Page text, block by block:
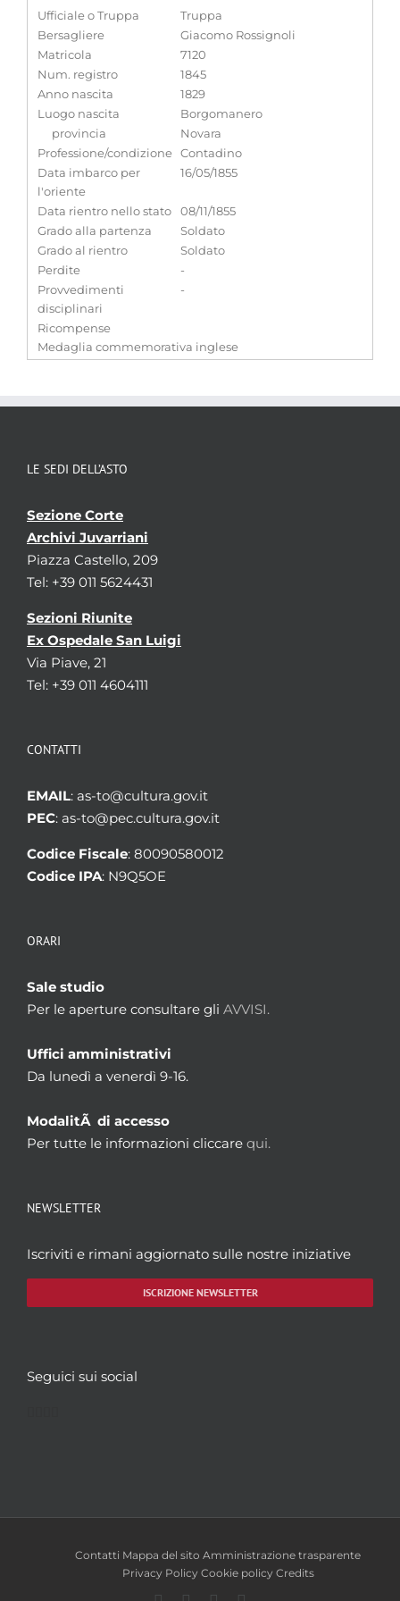
Ufficiale o Truppa
Truppa
Bersagliere
Giacomo Rossignoli
Matricola
7120
Num. registro
1845
Anno nascita
1829
Luogo nascita
Borgomanero
provincia
Novara
Professione/condizione Contadino
Data imbarco per
l'oriente
16/05/1855
Data rientro nello stato
08/11/1855
Grado alla partenza
Soldato
Grado al rientro
Soldato
Perdite
-
Provvedimenti
disciplinari
-
Ricompense
Medaglia commemorativa inglese
LE SEDI DELL’ASTO
Sezione Corte
Archivi Juvarriani
Piazza Castello, 209
Tel: +39 011 5624431
Sezioni Riunite
Ex Ospedale San Luigi
Via Piave, 21
Tel: +39 011 4604111
CONTATTI
EMAIL: as-to@cultura.gov.it
PEC: as-to@pec.cultura.gov.it
Codice Fiscale: 80090580012
Codice IPA: N9Q5OE
ORARI
Sale studio
Per le aperture consultare gli AVVISI.
Uffici amministrativi
Da lunedì a venerdì 9-16.
ModalitÃ di accesso
Per tutte le informazioni cliccare qui.
NEWSLETTER
Iscriviti e rimani aggiornato sulle nostre iniziative
ISCRIZIONE NEWSLETTER
Seguici sui social
Contatti Mappa del sito Amministrazione trasparente
Privacy Policy Cookie policy Credits